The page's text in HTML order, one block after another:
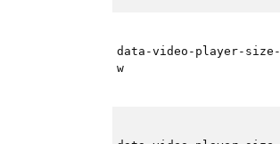
data-video-player-size-
w